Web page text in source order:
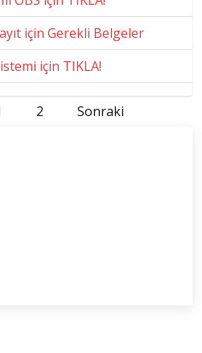
için Gerekli Belgeler
için TIKLA!
2 Sonraki